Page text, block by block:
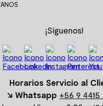
¡Síguenos!
Horarios Servicio al
↘ Whatsapp +56 9 4415